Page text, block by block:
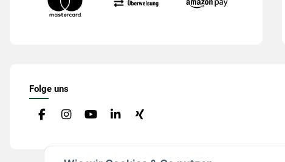
Folge uns